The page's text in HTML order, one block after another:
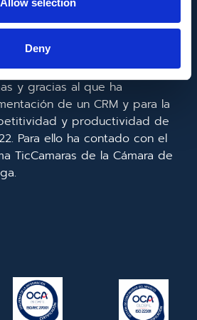
Allow selection
Deny
beneficiaria del Fondo
calidad de las tecnologías de
las comunicaciones y el
y gracias al que ha
de un CRM y para la
y productividad de
Para ello ha contado con el
TicCamaras de la Cámara de